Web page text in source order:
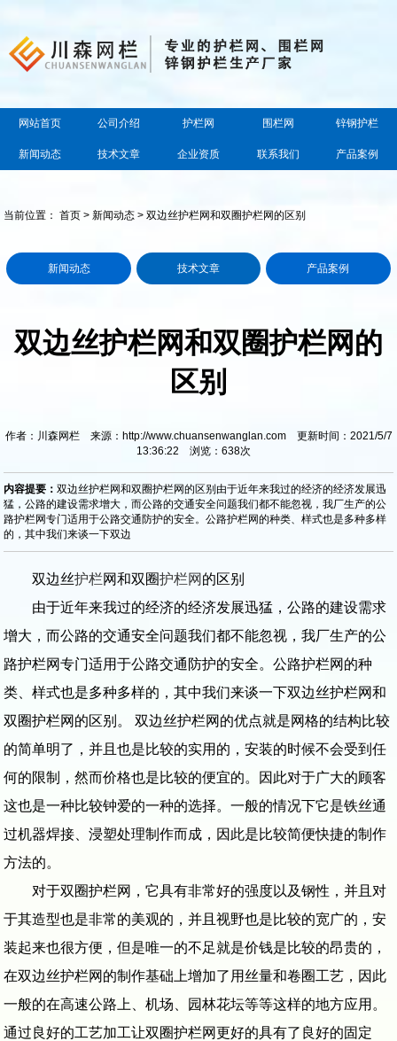
网站首页 公司介绍 护栏网 围栏网 锌钢护栏
新闻动态 技术文章 企业资质 联系我们 产品案例
当前位置：首页 >新闻动态 > 双边丝护栏网和双圈护栏网的区别
新闻动态 技术文章 产品案例
双边丝护栏网和双圈护栏网的
区别
作者：川森网栏 来源：http://www.chuansenwanglan.com 更新时间：2021/5/7
13:36:22 浏览： 638次
内容提要：双边丝护栏网和双圈护栏网的区别由于近年来我过的经济的经济发展迅
猛，公路的建设需求增大，而公路的交通安全问题我们都不能忽视，我厂生产的公
路护栏网专门适用于公路交通防护的安全。公路护栏网的种类、样式也是多种多样
的，其中我们来谈一下双边
双边丝护栏网和双圈护栏网 的区别
由于近年来我过的经济的经济发展迅猛，公路的建设需求
增大，而公路的交通安全问题我们都不能忽视，我厂生产的公
路护栏网专门适用于公路交通防护的安全。公路护栏网的种
类、样式也是多种多样的，其中我们来谈一下双边丝护栏网和
双圈护栏网的区别。 双边丝护栏网的优点就是网格的结构比较
的简单明了，并且也是比较的实用的，安装的时候不会受到任
何的限制，然而价格也是比较的便宜的。因此对于广大的顾客
这也是一种比较钟爱的一种的选择。一般的情况下它是铁丝通
过机器焊接、浸塑处理制作而成，因此是比较简便快捷的制作
方法的。
对于双圈护栏网，它具有非常好的强度以及钢性，并且对
于其造型也是非常的美观的，并且视野也是比较的宽广的，安
装起来也很方便，但是唯一的不足就是价钱是比较的昂贵的，
在双边丝护栏网的制作基础上增加了用丝量和卷圈工艺，因此
一般的在高速公路上、机场、园林花坛等等这样的地方应用。
通过良好的工艺加工让双圈护栏网更好的具有了良好的固定